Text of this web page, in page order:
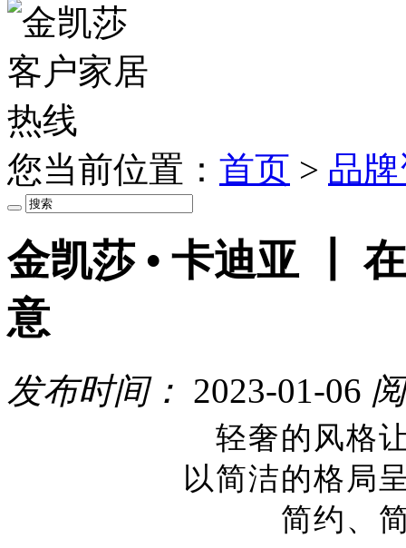
您当前位置： 首页 > 品
金凯莎 • 卡迪亚 ┃
意
发布时间： 2023-01-06
轻奢的风格
以简洁的格局
简约、